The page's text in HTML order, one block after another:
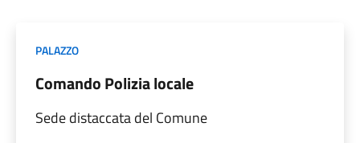
PALAZZO
Comando Polizia locale
Sede distaccata del Comune